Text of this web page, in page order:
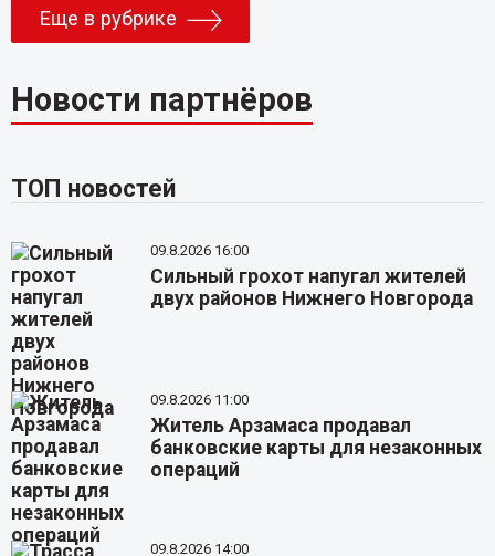
Еще в рубрике
Новости партнёров
ТОП новостей
09.8.2026 16:00
Сильный грохот напугал жителей
двух районов Нижнего Новгорода
09.8.2026 11:00
Житель Арзамаса продавал
банковские карты для незаконных
операций
09.8.2026 14:00